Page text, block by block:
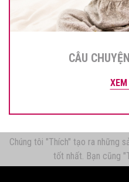
CÂU
Chúng tôi "Thích" tạo ra những
tốt nhất. Bạn cũng